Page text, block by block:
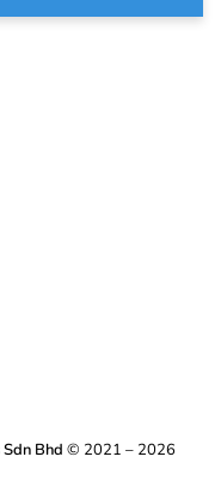
Bhd © 2021 – 2026